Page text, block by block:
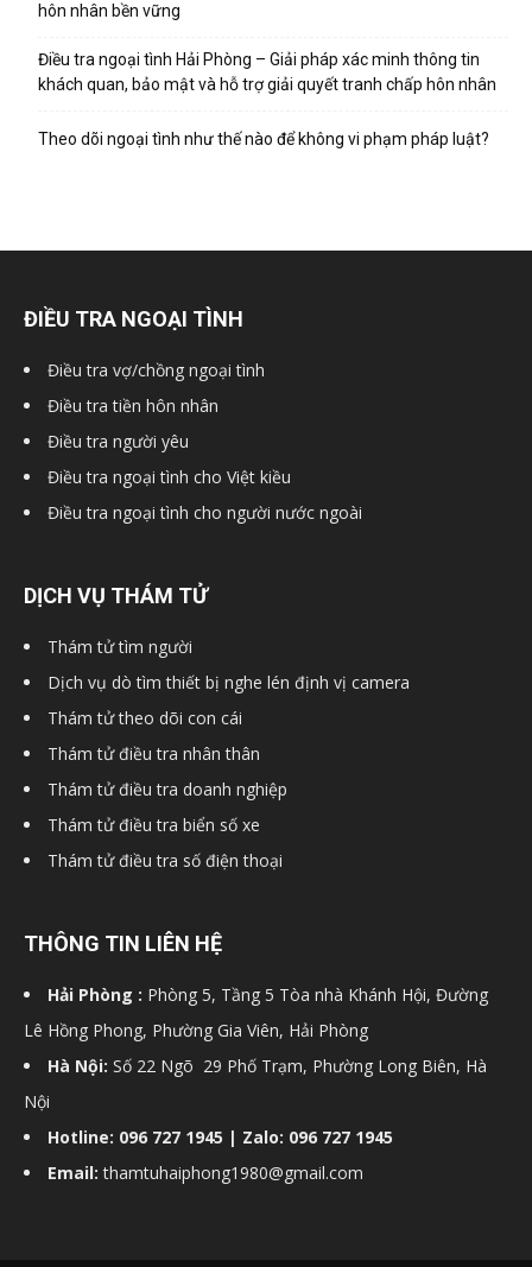
hôn nhân bền vững
Điều tra ngoại tình Hải Phòng – Giải pháp xác minh thông tin
khách quan, bảo mật và hỗ trợ giải quyết tranh chấp hôn nhân
Theo dõi ngoại tình như thế nào để không vi phạm pháp luật?
ĐIỀU TRA NGOẠI TÌNH
Điều tra vợ/chồng ngoại tình
Điều tra tiền hôn nhân
Điều tra người yêu
Điều tra ngoại tình cho Việt kiều
Điều tra ngoại tình cho người nước ngoài
DỊCH VỤ THÁM TỬ
Thám tử tìm người
Dịch vụ dò tìm thiết bị nghe lén định vị camera
Thám tử theo dõi con cái
Thám tử điều tra nhân thân
Thám tử điều tra doanh nghiệp
Thám tử điều tra biển số xe
Thám tử điều tra số điện thoại
THÔNG TIN LIÊN HỆ
Hải Phòng : Phòng 5, Tầng 5 Tòa nhà Khánh Hội, Đường
Lê Hồng Phong, Phường Gia Viên, Hải Phòng
Hà Nội: Số 22 Ngõ 29 Phố Trạm, Phường Long Biên, Hà
Nội
Hotline: 096 727 1945 | Zalo: 096 727 1945
Email: thamtuhaiphong1980@gmail.com